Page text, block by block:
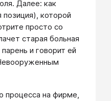
Далее: как
которой
просто со
старая больная
и говорит ей
процесса на фирме,